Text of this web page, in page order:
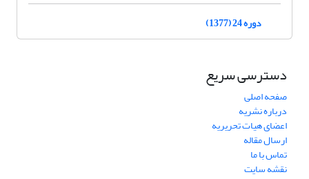
دوره 24 (1377)
دسترسی سریع
صفحه اصلی
درباره نشریه
اعضای هیات تحریریه
ارسال مقاله
تماس با ما
نقشه سایت